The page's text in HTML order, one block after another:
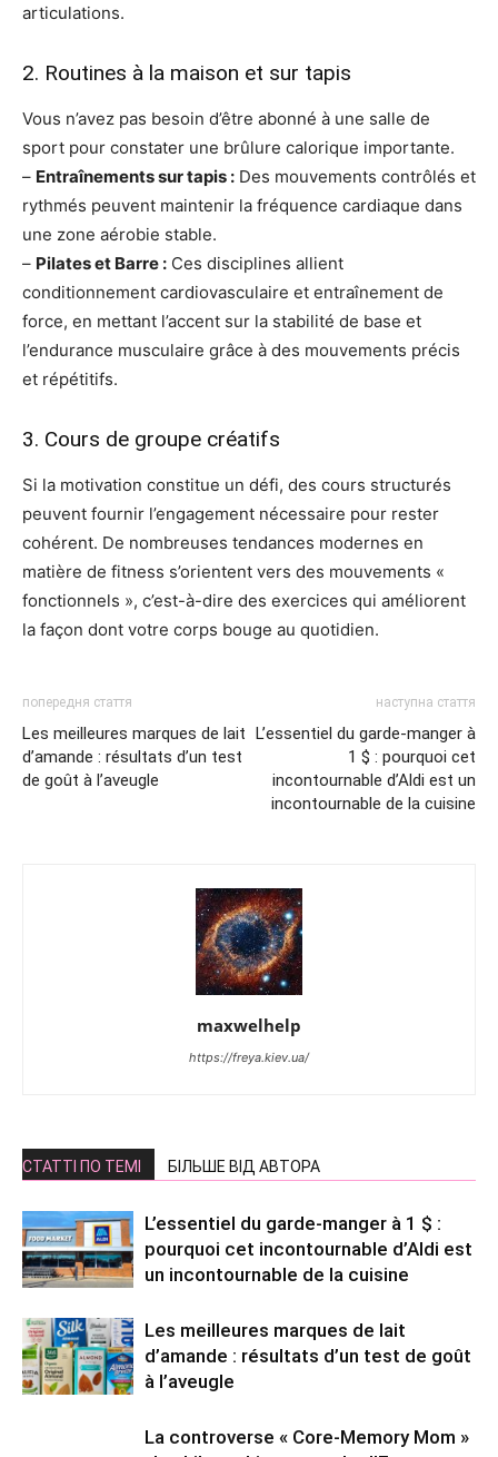
articulations.
2. Routines à la maison et sur tapis
Vous n’avez pas besoin d’être abonné à une salle de
sport pour constater une brûlure calorique importante.
– Entraînements sur tapis : Des mouvements contrôlés et
rythmés peuvent maintenir la fréquence cardiaque dans
une zone aérobie stable.
– Pilates et Barre : Ces disciplines allient
conditionnement cardiovasculaire et entraînement de
force, en mettant l’accent sur la stabilité de base et
l’endurance musculaire grâce à des mouvements précis
et répétitifs.
3. Cours de groupe créatifs
Si la motivation constitue un défi, des cours structurés
peuvent fournir l’engagement nécessaire pour rester
cohérent. De nombreuses tendances modernes en
matière de fitness s’orientent vers des mouvements «
fonctionnels », c’est-à-dire des exercices qui améliorent
la façon dont votre corps bouge au quotidien.
попередня стаття
Les meilleures marques de lait
d’amande : résultats d’un test
de goût à l’aveugle
наступна стаття
L’essentiel du garde-manger à
1 $ : pourquoi cet
incontournable d’Aldi est un
incontournable de la cuisine
maxwelhelp
https://freya.kiev.ua/
СТАТТІ ПО ТЕМІ БІЛЬШЕ ВІД АВТОРА
L’essentiel du garde-manger à 1 $ :
pourquoi cet incontournable d’Aldi est
un incontournable de la cuisine
Les meilleures marques de lait
d’amande : résultats d’un test de goût
à l’aveugle
La controverse « Core-Memory Mom »